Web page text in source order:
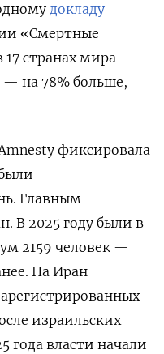
докладу
«Смертные
странах мира
— на 78% больше,
фиксировала
Главным
В 2025 году были в
2159 человек —
На Иран
израильских
года власти начали